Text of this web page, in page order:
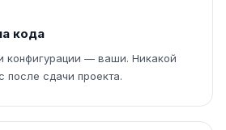
кода
конфигурации — ваши. Никакой
после сдачи проекта.